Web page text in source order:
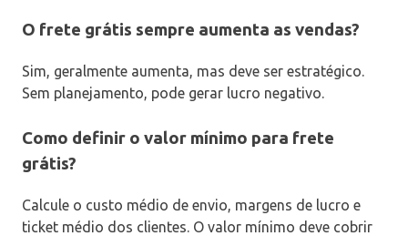
O frete grátis sempre aumenta as vendas?
Sim, geralmente aumenta, mas deve ser estratégico.
Sem planejamento, pode gerar lucro negativo.
Como definir o valor mínimo para frete
grátis?
Calcule o custo médio de envio, margens de lucro e
ticket médio dos clientes. O valor mínimo deve cobrir